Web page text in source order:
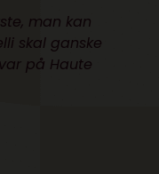
man kan
skal ganske
på Haute